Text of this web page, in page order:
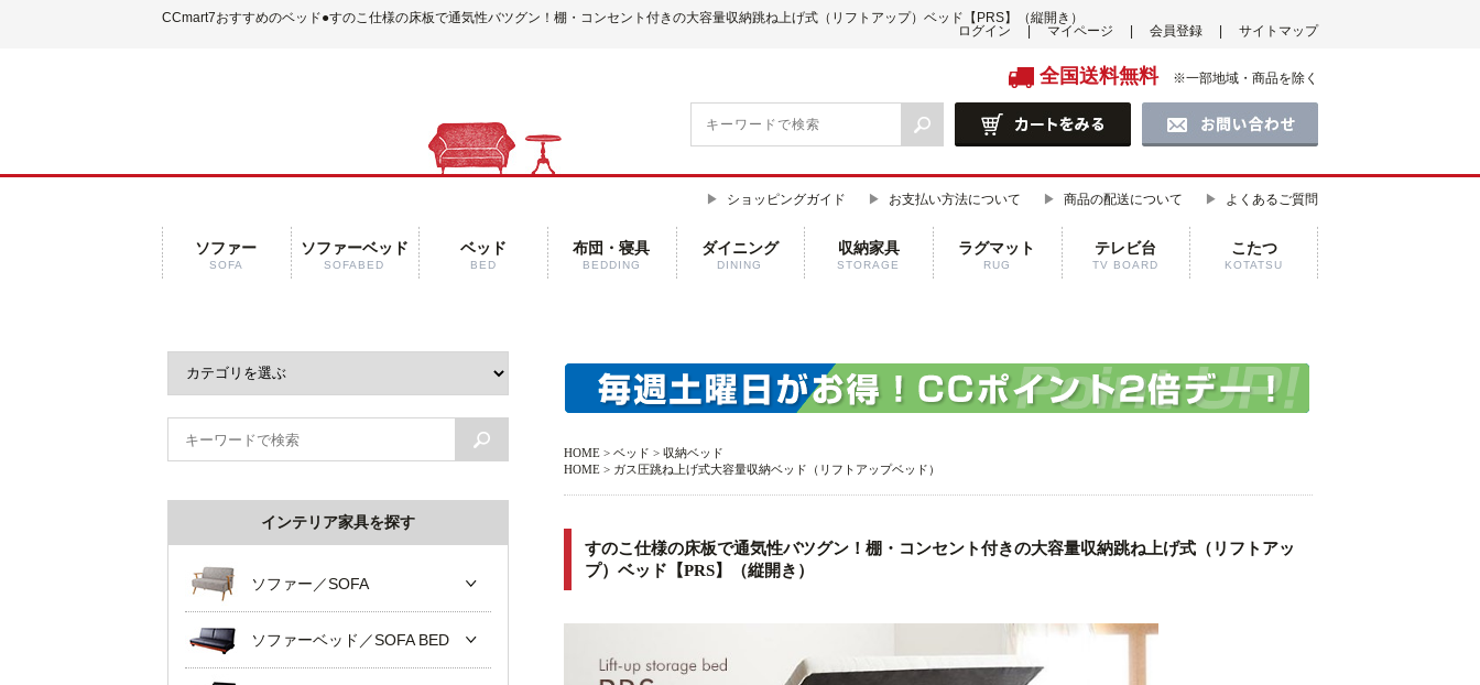
CCmart7おすすめのベッド●すのこ仕様の床板で通気性バツグン！棚・コンセント付きの大容量収納跳ね上げ式（リフトアップ）ベッド【PRS】（縦開き）
ログイン
マイページ 会員登録 サイトマップ
全国送料無料 ※一部地域・商品を除く
ショッピングガイド お支払い方法について 商品の配送について よくあるご質問
ソファー
SOFA
ソファーベッド
SOFABED
ベッド
BED
布団・寝具
BEDDING
ダイニング
DINING
収納家具
STORAGE
ラグマット
RUG
テレビ台
TV BOARD
こたつ
KOTATSU
HOME > ベッド > 収納ベッド
HOME > ガス圧跳ね上げ式大容量収納ベッド（リフトアップベッド）
すのこ仕様の床板で通気性バツグン！棚・コンセント付きの大容量収納跳ね上げ式（リフトアッ
プ）ベッド【PRS】（縦開き）
インテリア家具を探す
ソファー／SOFA
ソファーベッド／SOFA BED